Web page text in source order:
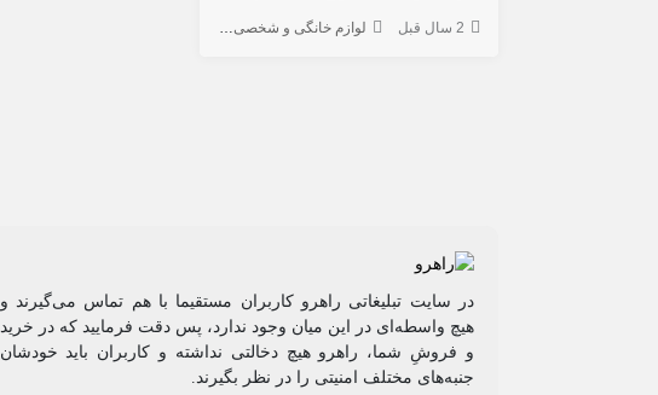
2 سال قبل لوازم خانگی و شخصی
در سایت تبلیغاتی راهرو کاربران مستقیما با هم تماس می‌گیرند و
هیچ واسطه‌ای در این میان وجود ندارد، پس دقت فرمایید که در خرید
و فروشِ شما، راهرو هیچ دخالتی نداشته و کاربران باید خودشان
جنبه‌های مختلف امنیتی را در نظر بگیرند.